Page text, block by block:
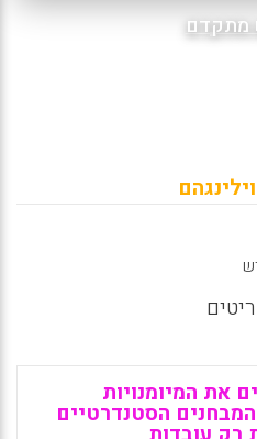
מתקדם
את המיומנויות
הסטנדרטיים